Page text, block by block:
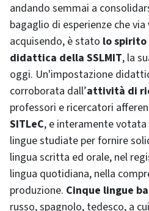
andando semmai a
bagaglio di esperienze che via
acquisendo, è stato lo spirito
didattica della SSLMIT, la
oggi. Un'impostazione
corroborata dall’attività di
professori e ricercatori
SITLeC, e interamente
lingue studiate per fornire
lingua scritta ed orale, nel
lingua quotidiana, nella
produzione. Cinque lingue
russo, spagnolo, tedesco, a